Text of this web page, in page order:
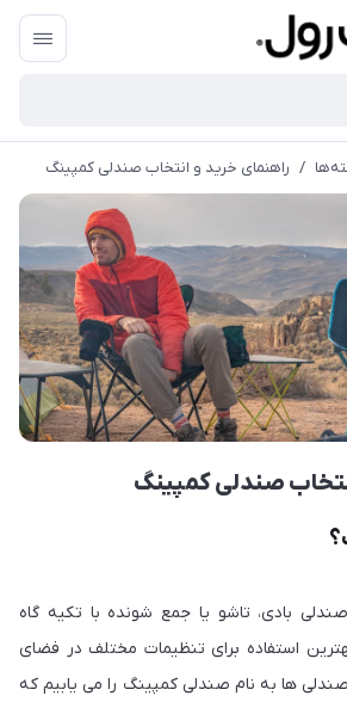
/ راهنمای خرید و انتخاب صندلی کمپینگ
صندلی کمپینگ
بادی، تاشو یا جمع شونده با تکیه گاه
استفاده برای تنظیمات مختلف در فضای
صندلی ها به نام صندلی کمپینگ را می یابیم که